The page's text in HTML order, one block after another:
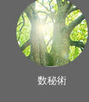
数秘術